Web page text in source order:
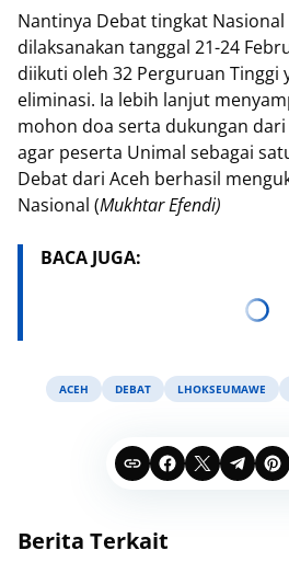
Nantinya Debat tingkat
dilaksanakan tanggal 21-24
diikuti oleh 32 Perguruan Tinggi
eliminasi. Ia lebih lanjut
mohon doa serta dukungan
agar peserta Unimal sebagai
Debat dari Aceh berhasil
Nasional (Mukhtar Efendi)
BACA JUGA:
ACEH DEBAT LHOKSEUMAWE
Berita Terkait